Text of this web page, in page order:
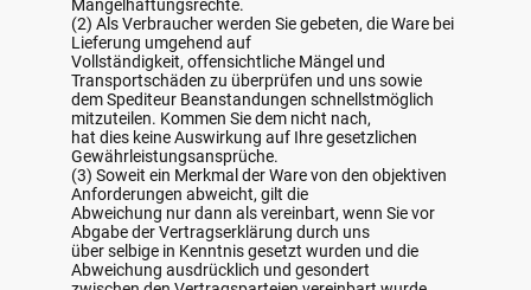
Mängelhaftungsrechte.
(2) Als Verbraucher werden Sie gebeten, die Ware bei
Lieferung umgehend auf
Vollständigkeit, offensichtliche Mängel und
Transportschäden zu überprüfen und uns sowie
dem Spediteur Beanstandungen schnellstmöglich
mitzuteilen. Kommen Sie dem nicht nach,
hat dies keine Auswirkung auf Ihre gesetzlichen
Gewährleistungsansprüche.
(3) Soweit ein Merkmal der Ware von den objektiven
Anforderungen abweicht, gilt die
Abweichung nur dann als vereinbart, wenn Sie vor
Abgabe der Vertragserklärung durch uns
über selbige in Kenntnis gesetzt wurden und die
Abweichung ausdrücklich und gesondert